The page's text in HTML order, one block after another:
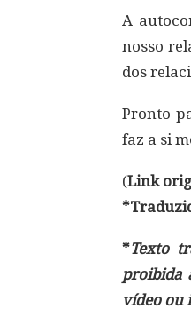
A
nosso
dos
Pronto
faz a si
(Link
*Texto
proibida
vídeo ou